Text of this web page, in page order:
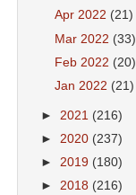
Apr 2022 (21)
Mar 2022 (33)
Feb 2022 (20)
Jan 2022 (21)
► 2021 (216)
► 2020 (237)
► 2019 (180)
► 2018 (216)